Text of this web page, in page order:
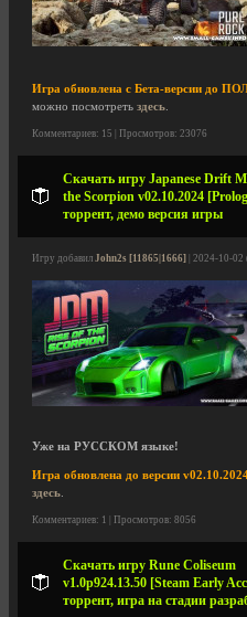
Игра обновлена с Бета-версии до
можно посмотреть здесь
Комментариев: 15 | Просмотров: 23076
Скачать игру Japanese Drift
the Scorpion v02.10.2024
торрент, демо версия игры
Игру добавил John2s [11865|1666] | 2024-10-02
Уже на РУССКОМ языке!
Игра обновлена до версии
здесь
Комментариев: 1 | Просмотров: 8056
Скачать игру Rune Coliseum
v1.0p924.13.50 [Steam Early
торрент, игра на стадии